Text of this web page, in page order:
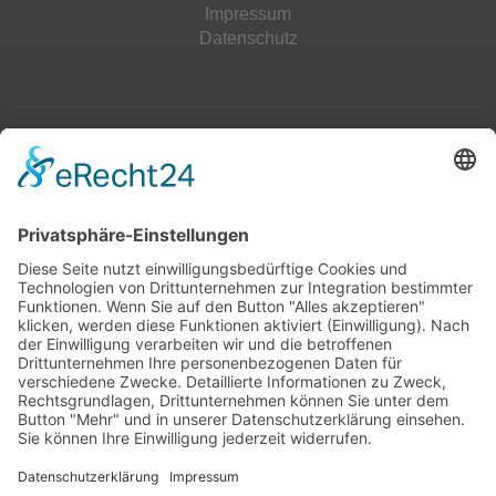
Impressum
Datenschutz
Jahrescharts
Top 100
Hot 50
Top Neueinsteiger
Highscores